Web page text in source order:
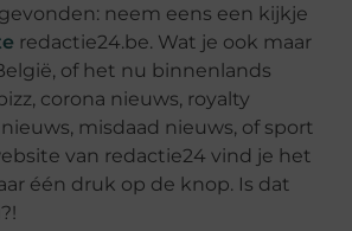
neem eens een kijkje
redactie24.be. Wat je ook maar
of het nu binnenlands
corona nieuws, royalty
misdaad nieuws, of sport
van redactie24 vind je het
één druk op de knop. Is dat